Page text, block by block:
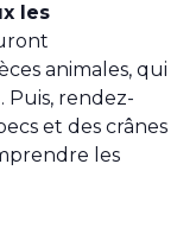
les
animales, qui
Puis, rendez-
et des crânes
les